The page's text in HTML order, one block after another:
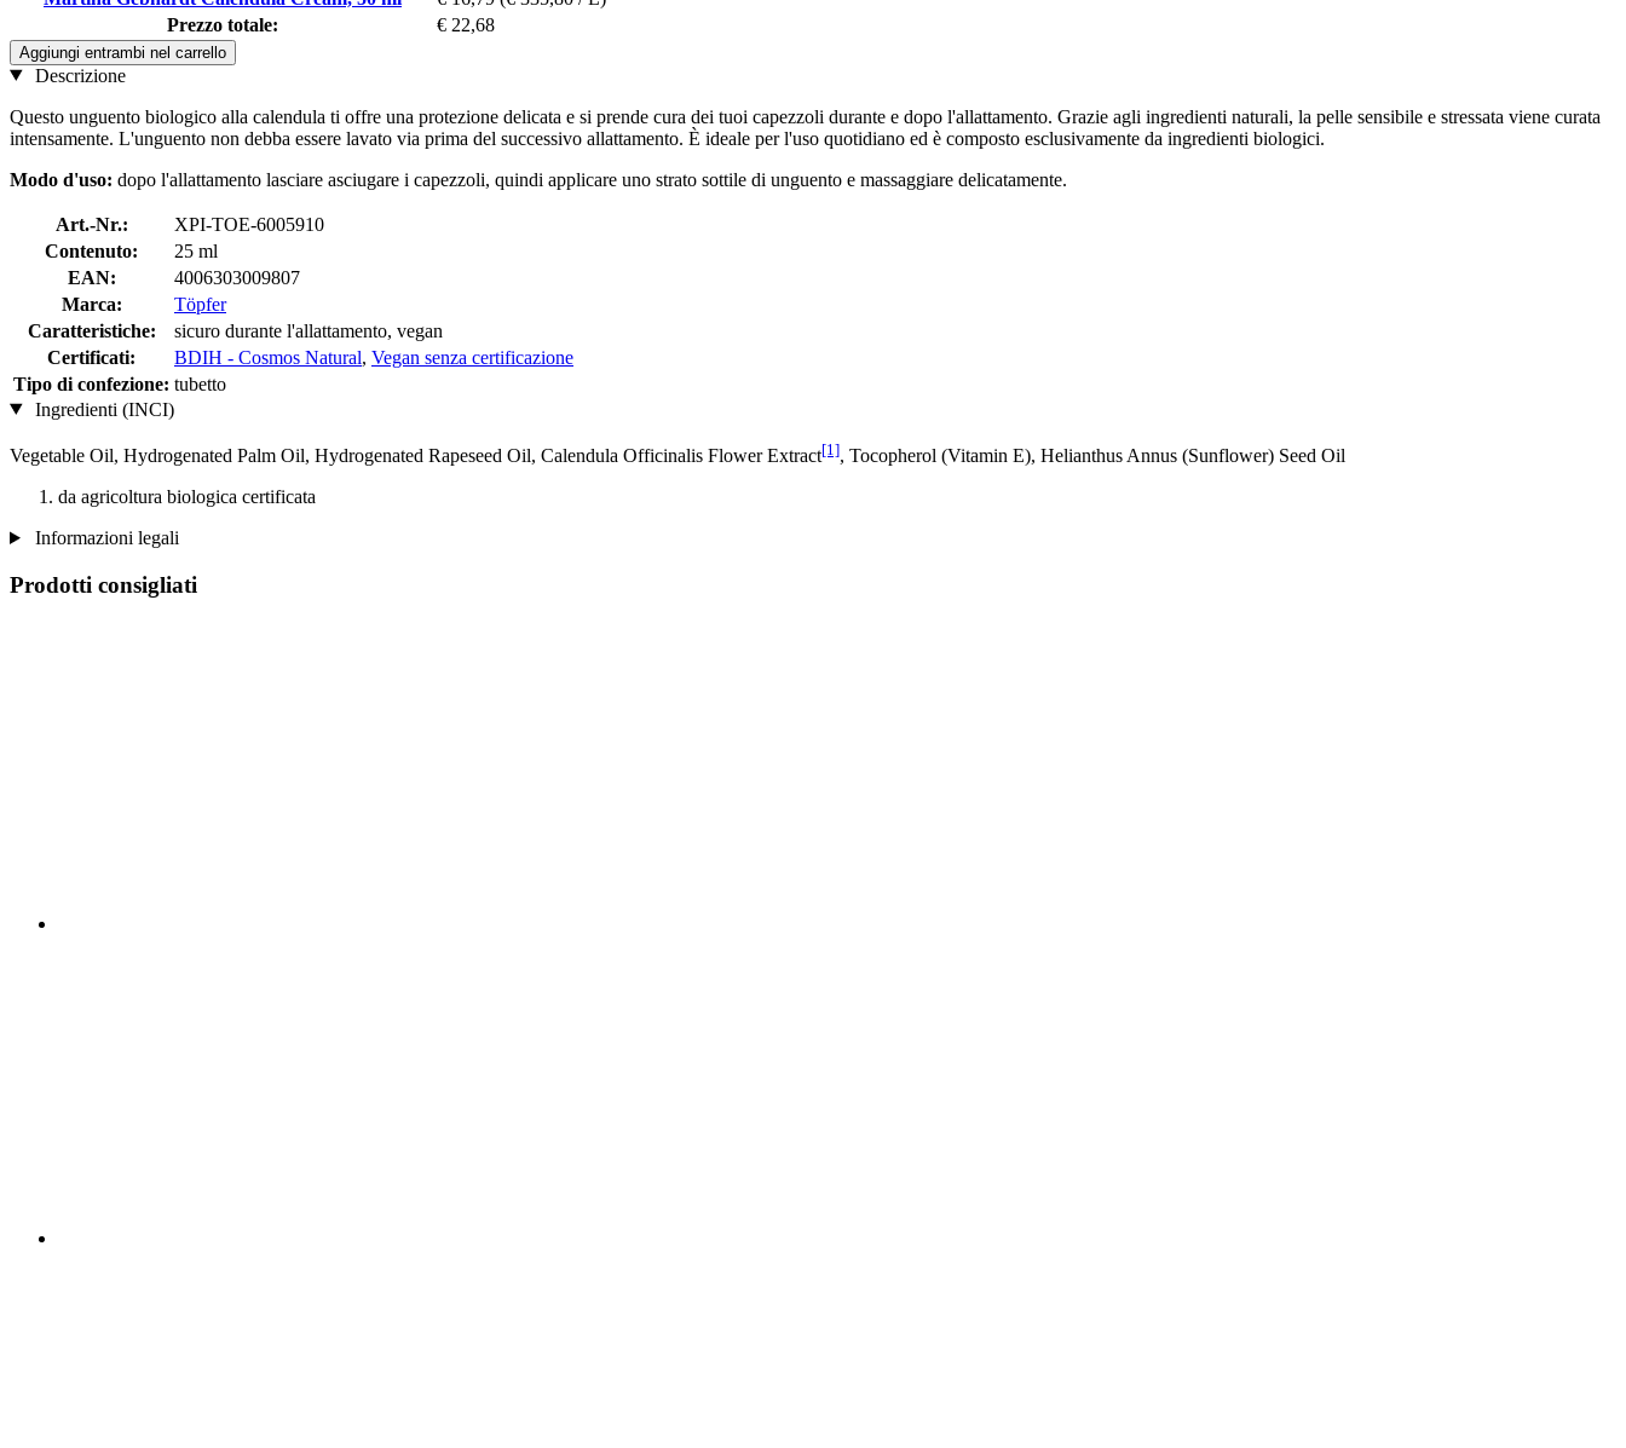
Prezzo totale:
€ 22,68
Aggiungi entrambi nel carrello
Descrizione
Questo unguento biologico alla calendula ti offre una protezione delicata e si prende cura dei tuoi capezzoli durante e dopo l'allattamento. Grazie agli ingredienti naturali, la pelle sensibile e stressata viene curata
intensamente. L'unguento non debba essere lavato via prima del successivo allattamento. È ideale per l'uso quotidiano ed è composto esclusivamente da ingredienti biologici.
Modo d'uso: dopo l'allattamento lasciare asciugare i capezzoli, quindi applicare uno strato sottile di unguento e massaggiare delicatamente.
Art.-Nr.:
XPI-TOE-6005910
Contenuto:
25 ml
EAN:
4006303009807
Marca:
Töpfer
Caratteristiche:
sicuro durante l'allattamento, vegan
Certificati:
BDIH - Cosmos Natural, Vegan senza certificazione
Tipo di confezione: tubetto
Ingredienti (INCI)
Vegetable Oil, Hydrogenated Palm Oil, Hydrogenated Rapeseed Oil, Calendula Officinalis Flower Extract[1], Tocopherol (Vitamin E), Helianthus Annus (Sunflower) Seed Oil
da agricoltura biologica certificata
Informazioni legali
Prodotti consigliati